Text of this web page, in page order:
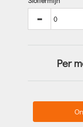
-
Per